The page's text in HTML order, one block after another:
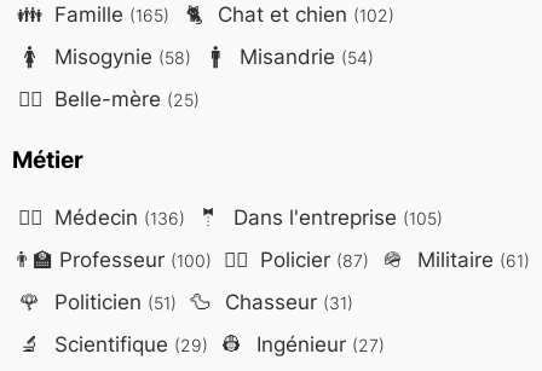
👪 Famille (165) 🐈 Chat et chien (102)
🚺 Misogynie (58) 🚹 Misandrie (54)
🤷‍♀️ Belle-mère (25)
Métier
👨‍⚕️ Médecin (136) 🤵 Dans l'entreprise (105)
👨‍🏫 Professeur (100) 👮‍♂️ Policier (87) 🪖 Militaire (61)
🌹 Politicien (51) 🦆 Chasseur (31)
🔬 Scientifique (29) 👷 Ingénieur (27)